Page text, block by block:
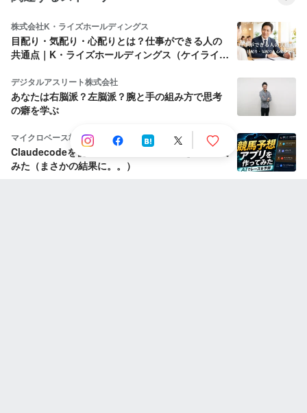
株式会社K・ライズホールディングス
目配り・気配り・心配りとは？仕事ができる人の
共通点｜K・ライズホールディングス（ケイライ
デジタルアスリート株式会社
あなたは右脳派？左脳派？腕と手の組み方で思考
の癖を学ぶ
マイクロベース株式会社
Claudecodeを使って１日で競馬予想AIを作成して
みた（まさかの結果に。。）